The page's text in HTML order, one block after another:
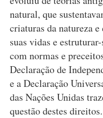
natural, que
criaturas da natureza
suas vidas e
com normas e
Declaração de
e a Declaração
das Nações Unidas
questão destes direitos.